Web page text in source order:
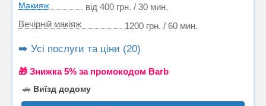
Макияж
від 400 грн. / 30 мин.
Вечірній макіяж
1200 грн. / 60 мин.
➡️ Усі послуги та ціни (20)
🎁 Знижка 5% за промокодом Barb
🚗 Виїзд додому